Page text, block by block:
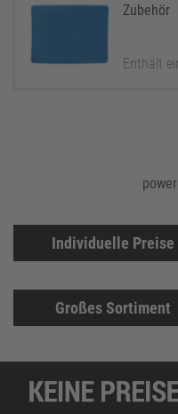
Zubehör
Enthält
Individuelle Preise
Großes Sortiment